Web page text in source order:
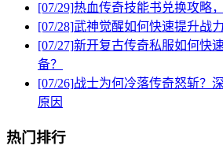
[07/29]热血传奇技能书兑换攻略
[07/28]武神觉醒如何快速提升战
[07/27]新开复古传奇私服如何快
备？
[07/26]战士为何冷落传奇怒斩？
原因
热门排行